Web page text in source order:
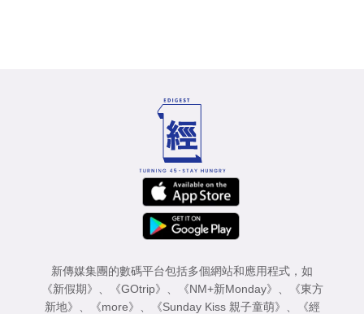
新傳媒集團的數碼平台包括多個網站和應用程式，如
《新假期》
《GOtrip》 《NM+新Monday》
《東方
新地》
《more》 《Sunday Kiss 親子童萌》
《經